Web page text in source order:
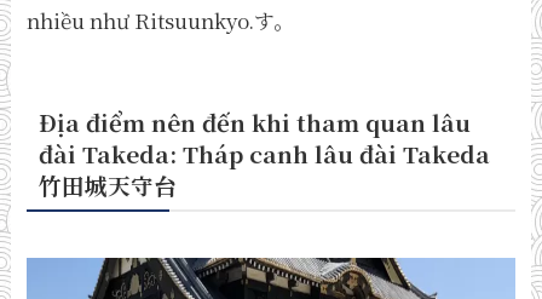
nhiều như Ritsuunkyo.す。
Địa điểm nên đến khi tham quan lâu
đài Takeda: Tháp canh lâu đài Takeda
竹田城天守台